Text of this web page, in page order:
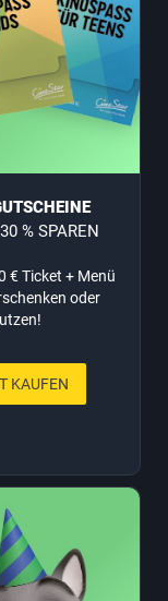
% SPAREN
€ Ticket + Menü
oder
KAUFEN